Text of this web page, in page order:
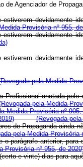
de Agenciador de
devidamente
Provisória nº 955,
devidamente
devidamente
pela Medida
anotada
pela Medida
Medida Provisória nº
(Revogada
de Propaganda ainda
pela Medida Provisória
parágrafo anterior,
Provisória nº 955, de
(certo e vinte) dias